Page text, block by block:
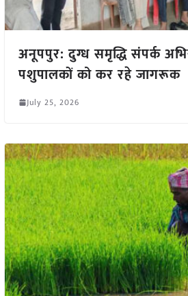
अनूपपुर: दुग्ध समृद्धि संपर्क
पशुपालकों को कर रहे जागरूक
July 25, 2026